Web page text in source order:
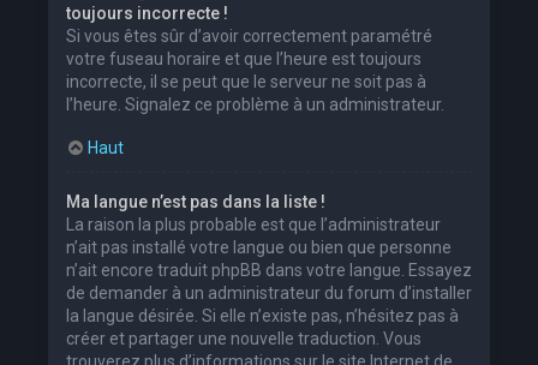
toujours incorrecte !
Si vous êtes sûr d’avoir correctement paramétré
votre fuseau horaire et que l’heure est toujours
incorrecte, il se peut que le serveur ne soit pas à
l’heure. Signalez ce problème à un administrateur.
Haut
Ma langue n’est pas dans la liste !
La raison la plus probable est que l’administrateur
n’ait pas installé votre langue ou bien que personne
n’ait encore traduit phpBB dans votre langue. Essayez
de demander à un administrateur du forum d’installer
la langue désirée. Si elle n’existe pas, n’hésitez pas à
créer et partager une nouvelle traduction. Vous